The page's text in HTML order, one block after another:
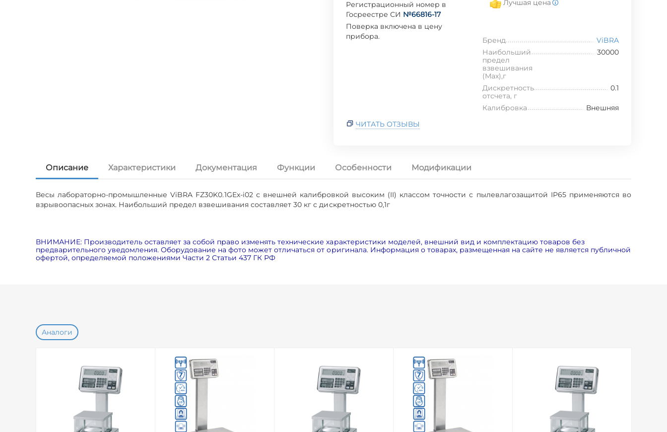
Регистрационный номер в
Госреестре СИ №66816-17
Поверка включена в цену
прибора.
Лучшая цена
Бренд
ViBRA
Наибольший
предел
взвешивания
(Max),г
30000
Дискретность
отсчета, г
0.1
Калибровка
Внешняя
ЧИТАТЬ ОТЗЫВЫ
Описание Характеристики Документация Функции Особенности Модификации
Весы лабораторно-промышленные ViBRA FZ30K0.1GEx-i02 с внешней калибровкой высоким (II) классом точности с пылевлагозащитой IP65 применяются во
взрывоопасных зонах. Наибольший предел взвешивания составляет 30 кг с дискретностью 0,1г
ВНИМАНИЕ: Производитель оставляет за собой право изменять технические характеристики моделей, внешний вид и комплектацию товаров без
предварительного уведомления. Оборудование на фото может отличаться от оригинала. Информация о товарах, размещенная на сайте не является публичной
офертой, определяемой положениями Части 2 Статьи 437 ГК РФ
Аналоги